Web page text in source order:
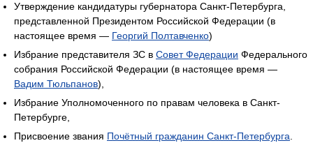
Утверждение кандидатуры губернатора Санкт-Петербурга,
представленной Президентом Российской Федерации (в
настоящее время — Георгий Полтавченко)
Избрание представителя ЗС в Совет Федерации Федерального
cобрания Российской Федерации (в настоящее время —
Вадим Тюльпанов),
Избрание Уполномоченного по правам человека в Санкт-
Петербурге,
Присвоение звания Почётный гражданин Санкт-Петербурга